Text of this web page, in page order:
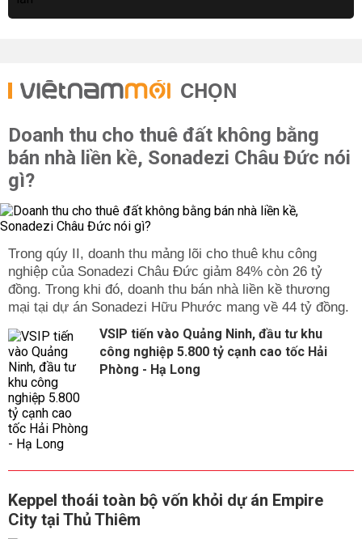
CHỌN
Doanh thu cho thuê đất không bằng
bán nhà liền kề, Sonadezi Châu Đức nói
gì?
Trong qúy II, doanh thu mảng lõi cho thuê khu công
nghiệp của Sonadezi Châu Đức giảm 84% còn 26 tỷ
đồng. Trong khi đó, doanh thu bán nhà liền kề thương
mại tại dự án Sonadezi Hữu Phước mang về 44 tỷ đồng.
VSIP tiến vào Quảng Ninh, đầu tư khu
công nghiệp 5.800 tỷ cạnh cao tốc Hải
Phòng - Hạ Long
Keppel thoái toàn bộ vốn khỏi dự án Empire
City tại Thủ Thiêm